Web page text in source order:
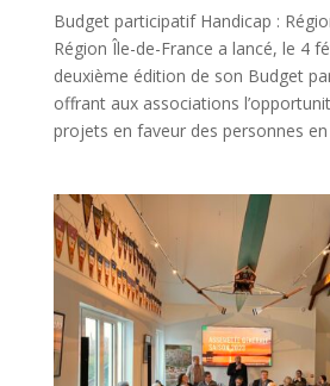
Budget participatif Handicap :
Région Île-de-France a lancé, le 4
deuxième édition de son Budget
offrant aux associations
projets en faveur des personnes